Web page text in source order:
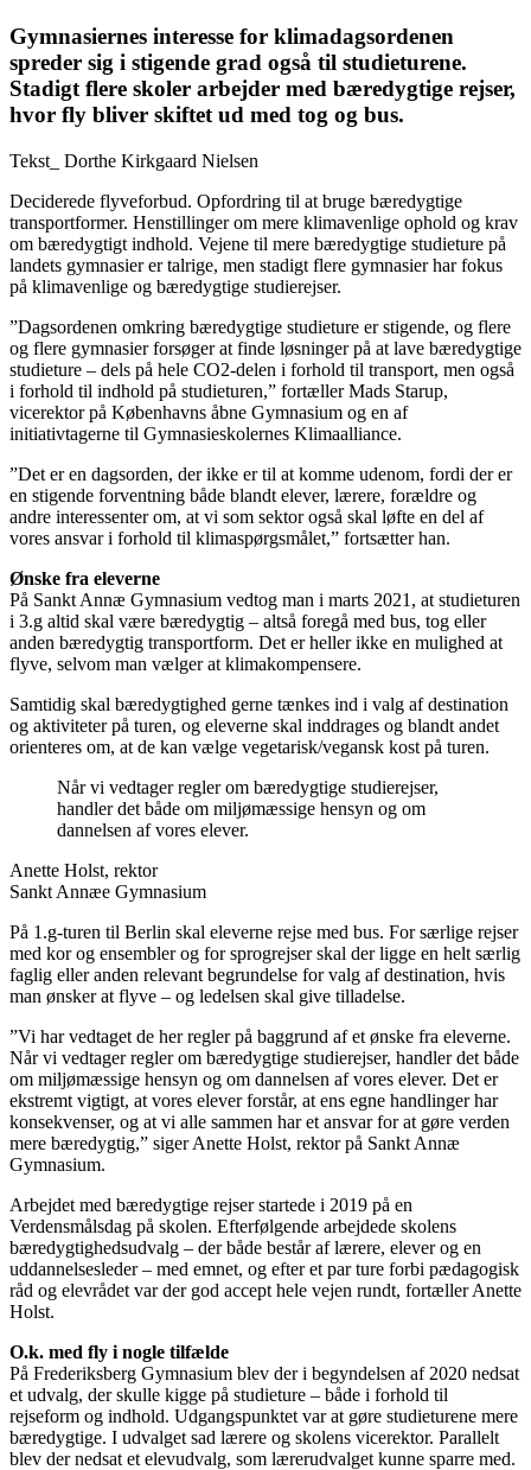
Gymnasiernes interesse for klimadagsordenen
spreder sig i stigende grad også til studieturene.
Stadigt flere skoler arbejder med bæredygtige rejser,
hvor fly bliver skiftet ud med tog og bus.
Tekst_ Dorthe Kirkgaard Nielsen
Deciderede flyveforbud. Opfordring til at bruge bæredygtige
transportformer. Henstillinger om mere klimavenlige ophold og krav
om bæredygtigt indhold. Vejene til mere bæredygtige studieture på
landets gymnasier er talrige, men stadigt flere gymnasier har fokus
på klimavenlige og bæredygtige studierejser.
”Dagsordenen omkring bæredygtige studieture er stigende, og flere
og flere gymnasier forsøger at finde løsninger på at lave bæredygtige
studieture – dels på hele CO2-delen i forhold til transport, men også
i forhold til indhold på studieturen,” fortæller Mads Starup,
vicerektor på Københavns åbne Gymnasium og en af
initiativtagerne til Gymnasieskolernes Klimaalliance.
”Det er en dagsorden, der ikke er til at komme udenom, fordi der er
en stigende forventning både blandt elever, lærere, forældre og
andre interessenter om, at vi som sektor også skal løfte en del af
vores ansvar i forhold til klimaspørgsmålet,” fortsætter han.
Ønske fra eleverne
På Sankt Annæ Gymnasium vedtog man i marts 2021, at studieturen
i 3.g altid skal være bæredygtig – altså foregå med bus, tog eller
anden bæredygtig transportform. Det er heller ikke en mulighed at
flyve, selvom man vælger at klimakompensere.
Samtidig skal bæredygtighed gerne tænkes ind i valg af destination
og aktiviteter på turen, og eleverne skal inddrages og blandt andet
orienteres om, at de kan vælge vegetarisk/vegansk kost på turen.
Når vi vedtager regler om bæredygtige studierejser,
handler det både om miljømæssige hensyn og om
dannelsen af vores elever.
Anette Holst, rektor
Sankt Annæe Gymnasium
På 1.g-turen til Berlin skal eleverne rejse med bus. For særlige rejser
med kor og ensembler og for sprogrejser skal der ligge en helt særlig
faglig eller anden relevant begrundelse for valg af destination, hvis
man ønsker at flyve – og ledelsen skal give tilladelse.
”Vi har vedtaget de her regler på baggrund af et ønske fra eleverne.
Når vi vedtager regler om bæredygtige studierejser, handler det både
om miljømæssige hensyn og om dannelsen af vores elever. Det er
ekstremt vigtigt, at vores elever forstår, at ens egne handlinger har
konsekvenser, og at vi alle sammen har et ansvar for at gøre verden
mere bæredygtig,” siger Anette Holst, rektor på Sankt Annæ
Gymnasium.
Arbejdet med bæredygtige rejser startede i 2019 på en
Verdensmålsdag på skolen. Efterfølgende arbejdede skolens
bæredygtighedsudvalg – der både består af lærere, elever og en
uddannelsesleder – med emnet, og efter et par ture forbi pædagogisk
råd og elevrådet var der god accept hele vejen rundt, fortæller Anette
Holst.
O.k. med fly i nogle tilfælde
På Frederiksberg Gymnasium blev der i begyndelsen af 2020 nedsat
et udvalg, der skulle kigge på studieture – både i forhold til
rejseform og indhold. Udgangspunktet var at gøre studieturene mere
bæredygtige. I udvalget sad lærere og skolens vicerektor. Parallelt
blev der nedsat et elevudvalg, som lærerudvalget kunne sparre med.